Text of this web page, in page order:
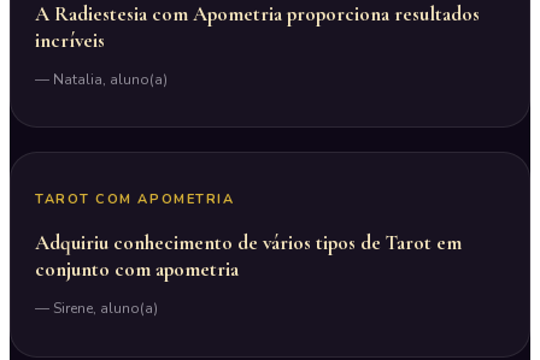
A Radiestesia com Apometria proporciona resultados
incríveis
— Natalia, aluno(a)
TAROT COM APOMETRIA
Adquiriu conhecimento de vários tipos de Tarot em
conjunto com apometria
— Sirene, aluno(a)